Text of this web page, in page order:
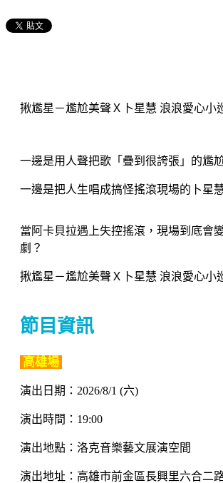
揪尷星－尷尬美聲Ｘ卜星慧 浪浪愛心小
一邊是用人聲把歌「疊到很誇張」的尷
一邊是把人生唱成搞怪搖滾現場的卜星
當阿卡貝拉遇上失控搖滾，現場到底會
劇？
揪尷星－尷尬美聲Ｘ卜星慧 浪浪愛心小
節目資訊
高雄場
演出日期：2026/8/1 (六)
演出時間：19:00
演出地點：洛克音樂藝文展演空間
演出地址：高雄市前金區長興里六合二